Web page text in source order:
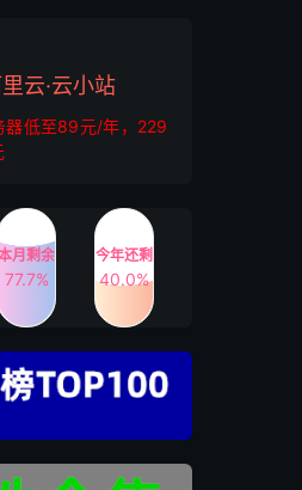
云·云小站
器低至89元/年，229
月剩余
77.7%
今年还剩
40.0%